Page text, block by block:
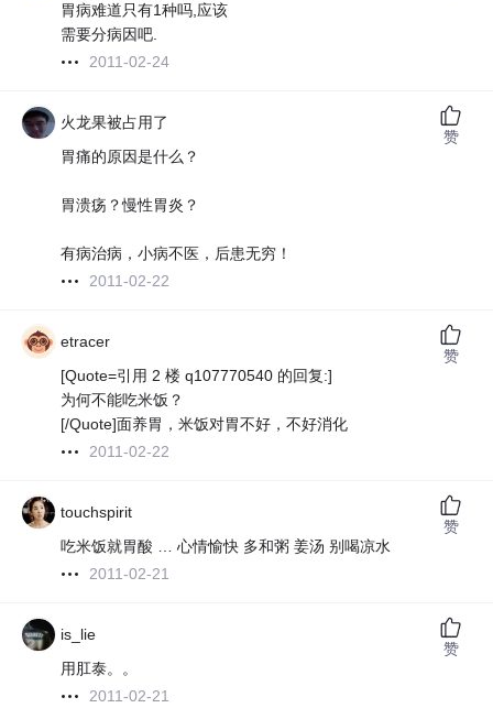
胃病难道只有1种吗,应该
需要分病因吧.
2011-02-24
火龙果被占用了
胃痛的原因是什么？
胃溃疡？慢性胃炎？
有病治病，小病不医，后患无穷！
2011-02-22
赞
etracer
[Quote=引用 2 楼 q107770540 的回复:]
为何不能吃米饭？
[/Quote]面养胃，米饭对胃不好，不好消化
2011-02-22
赞
touchspirit
吃米饭就胃酸 … 心情愉快 多和粥 姜汤 别喝凉水
2011-02-21
赞
is_lie
用肛泰。。
2011-02-21
赞